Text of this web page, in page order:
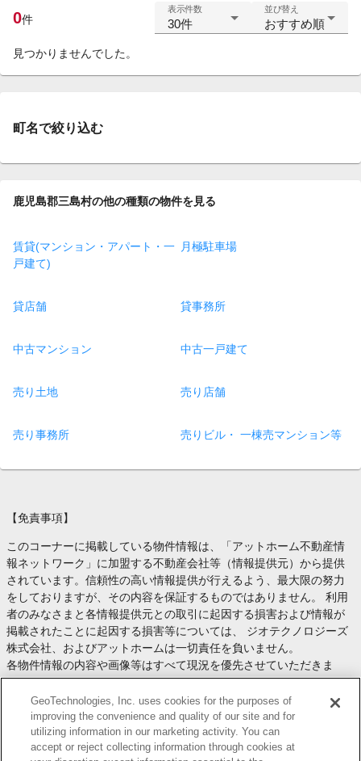
0件
表示件数
30件
並び替え
おすすめ順
見つかりませんでした。
町名で絞り込む
鹿児島郡三島村の他の種類の物件を見る
賃貸(マンション・アパート・一
戸建て)
月極駐車場
貸店舗 貸事務所
中古マンション 中古一戸建て
売り土地 売り店舗
売り事務所 売りビル・ 一棟売マンション等
【免責事項】
このコーナーに掲載している物件情報は、「アットホーム不動産情
報ネットワーク」に加盟する不動産会社等（情報提供元）から提供
されています。信頼性の高い情報提供が行えるよう、最大限の努力
をしておりますが、その内容を保証するものではありません。 利用
者のみなさまと各情報提供元との取引に起因する損害および情報が
掲載されたことに起因する損害等については、 ジオテクノロジーズ
株式会社、およびアットホームは一切責任を負いません。
各物件情報の内容や画像等はすべて現況を優先させていただきま
す。
お取引等（お取引の準備、資金調達等を含みます）の際には、内容
や契約条件等について、 各情報提供元より十分な説明を受け、ご自
身でご確認の上、判断してください。
このコーナーへの物件情報のご掲載、その他不動産業務ソリューシ
GeoTechnologies, Inc. uses cookies for the purposes of
improving the convenience and quality of our site and for
utilizing information in our marketing activity. You can
accept or reject collecting information through cookies at